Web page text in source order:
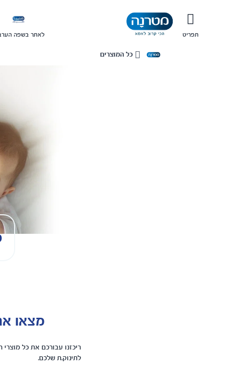
תפריט לאתר בשפה
בית
כל המוצרים
מצאו
ריכזנו עבורכם את כל
לתינוק.ת שלכם.